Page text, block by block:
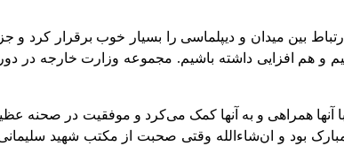
بین میدان و دیپلماسی را بسیار خوب برقرار کرد و جزو
و هم افزایی داشته باشیم. مجموعه وزارت خارجه در
آنها همراهی و به آنها کمک می‌کرد و موفقیت در صحنه
بود و ان‌شاءالله وقتی صحبت از مکتب شهید